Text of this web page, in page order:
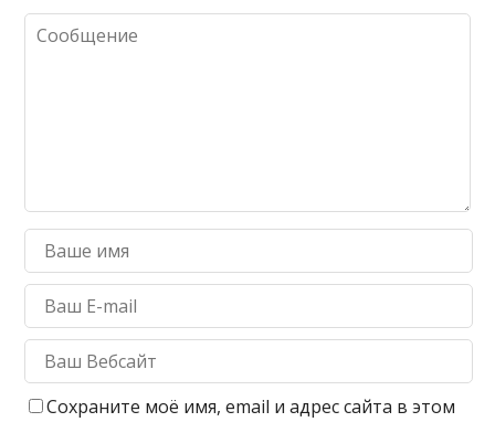
Сохраните моё имя, email и адрес сайта в этом